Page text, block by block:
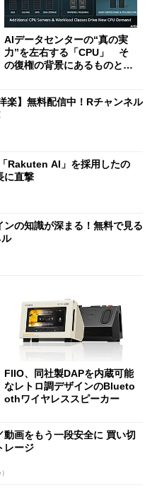
AIデータセンターの“真の実
力”を左右する「CPU」 そ
の復権の背景にあるものと
楽】無料配信中！Rチャンネル
Rakuten AI」を採用したの
直撃
ンの知識が深まる！無料で見る
FIIO、同社製DAPを内蔵可能
なレトロ調デザインのBlueto
othワイヤレススピーカー
動画をもう一段安全に 買い切
レージ